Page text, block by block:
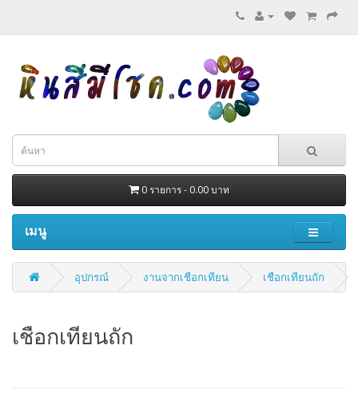
0 รายการ - 0.00 บาท
เมนู
อุปกรณ์ งานจากเชือกเทียน เชือกเทียนถัก
เชือกเทียนถัก